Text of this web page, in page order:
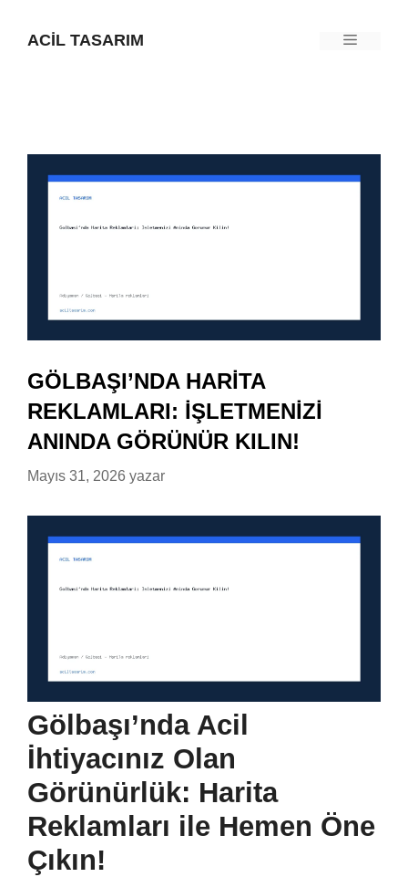
İçeriğeACIL TASARIM Menü
GÖLBAŞI’NDA HARITA
REKLAMLARI: İŞLETMENIZI
ANINDA GÖRÜNÜR KILIN!
Mayıs 31, 2026 yazar
Gölbaşı’nda Acil
İhtiyacınız Olan
Görünürlük: Harita
Reklamları ile Hemen Öne
Çıkın!